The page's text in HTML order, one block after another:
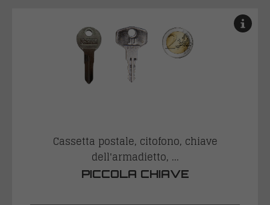
Cassetta postale, citofono, chiave
dell'armadietto, ...
PICCOLA CHIAVE